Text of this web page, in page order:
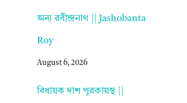
অন্য রবীন্দ্রনাথ || Jashobanta
Roy
August 6, 2026
বিধায়ক দাশ পুরকায়স্থ ||